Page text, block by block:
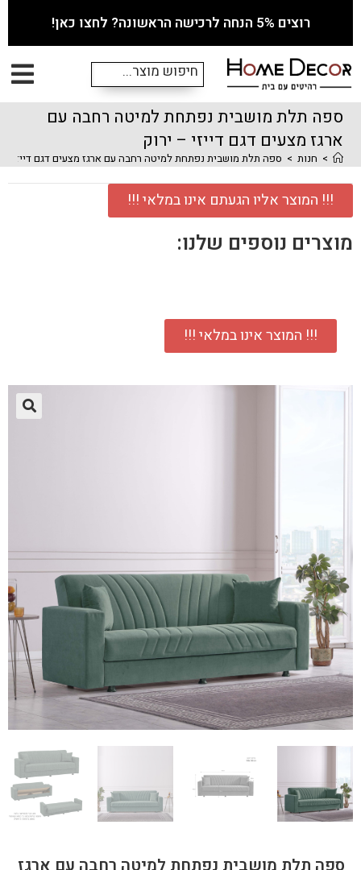
רוצים 5% הנחה לרכישה הראשונה? לחצו כאן!
ספה תלת מושבית נפתחת למיטה רחבה עם
ארגז מצעים דגם דייזי – ירוק
> חנות > ספה תלת מושבית נפתחת למיטה רחבה עם ארגז מצעים דגם דייזי –
!!! המוצר אליו הגעתם אינו במלאי !!!
מוצרים נוספים שלנו:
!!! המוצר אינו במלאי !!!